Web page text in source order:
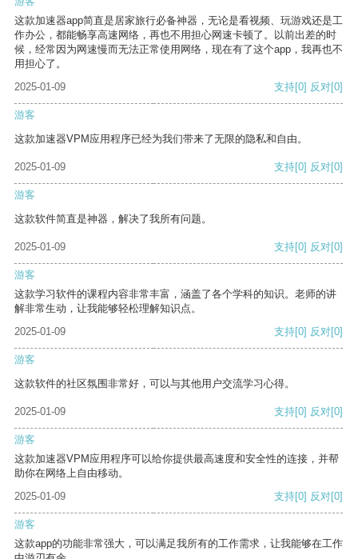
这款加速器app简直是居家旅行必备神器，无论是看视频、玩游戏还是工
作办公，都能畅享高速网络，再也不用担心网速卡顿了。以前出差的时
候，经常因为网速慢而无法正常使用网络，现在有了这个app，我再也不
用担心了。
2025-01-09
支持[0] 反对[0]
游客
这款加速器VPM应用程序已经为我们带来了无限的隐私和自由。
2025-01-09 支持[0] 反对[0]
游客
这款软件简直是神器，解决了我所有问题。
2025-01-09 支持[0] 反对[0]
游客
这款学习软件的课程内容非常丰富，涵盖了各个学科的知识。老师的讲
解非常生动，让我能够轻松理解知识点。
2025-01-09
支持[0] 反对[0]
游客
这款软件的社区氛围非常好，可以与其他用户交流学习心得。
2025-01-09 支持[0] 反对[0]
游客
这款加速器VPM应用程序可以给你提供最高速度和安全性的连接，并帮
助你在网络上自由移动。
2025-01-09
支持[0] 反对[0]
游客
这款app的功能非常强大，可以满足我所有的工作需求，让我能够在工作